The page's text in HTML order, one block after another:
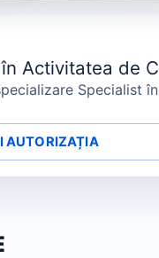
Activitatea de
Specialist
AUTORIZAȚIA